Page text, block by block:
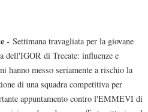
- Settimana travagliata per la giovane
dell'IGOR di Trecate: influenze e
hanno messo seriamente a rischio la
di una squadra competitiva per
appuntamento contro l'EMMEVI di